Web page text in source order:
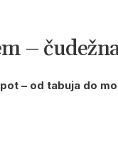
–
– od tabuja do